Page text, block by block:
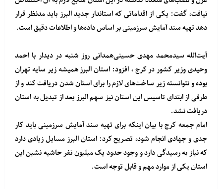
نیافت، گفت: یکی از اقداماتی که استاندار جدید البرز باید مدنظر قرار
دهد تهیه سند آمایش سرزمینی بر اساس داده‌ها و اطلاعات دقیق است.
آیت‌الله سیدمحمد مهدی حسینی‌همدانی روز شنبه در دیدار با احمد
وحیدی وزیر کشور در کرج ، افزود: استان البرز همیشه زیر سایه تهران
بوده و نتوانسته زیر ساخت‌های لازم را برای استان شدن دریافت کند و از
طرفی از ابتدای تاسیس این استان نیز سهم البرز بعد از تبدیل به استان
دریافت نشد.
امام جمعه کرج با بیان اینکه برای تهیه سند آمایش سرزمینی باید کار
جدی و جهادی انجام شود، تصریح کرد: استان البرز مسایل زیادی دارد
که نیاز به رسیدگی دارد و وجود حدود یک میلیون نفر حاشیه نشین این
استان یکی از موارد مهم و قابل توجه است.